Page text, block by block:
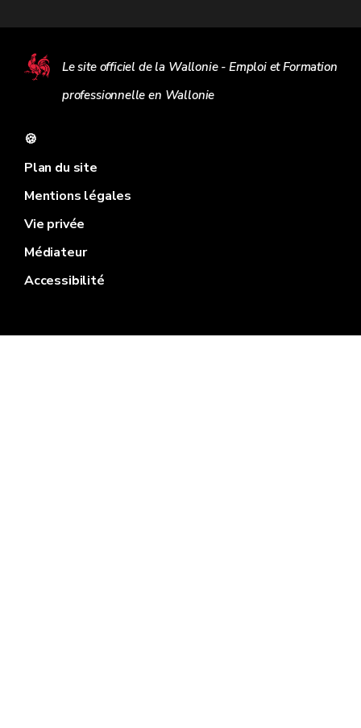
Le site officiel de la Wallonie - Emploi et Formation
professionnelle en Wallonie
🍪
Plan du site
Mentions légales
Vie privée
Médiateur
Accessibilité